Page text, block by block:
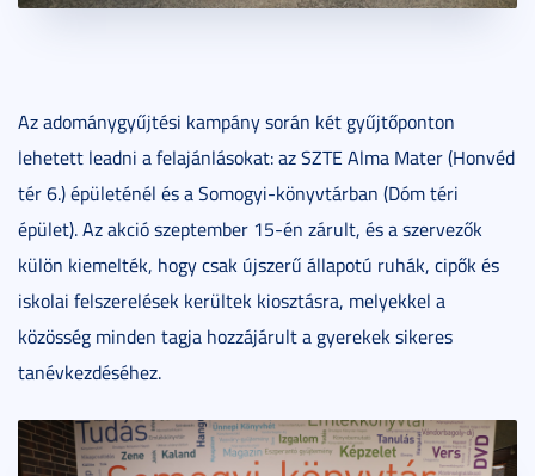
Az adománygyűjtési kampány során két gyűjtőponton
lehetett leadni a felajánlásokat: az SZTE Alma Mater (Honvéd
tér 6.) épületénél és a Somogyi-könyvtárban (Dóm téri
épület). Az akció szeptember 15-én zárult, és a szervezők
külön kiemelték, hogy csak újszerű állapotú ruhák, cipők és
iskolai felszerelések kerültek kiosztásra, melyekkel a
közösség minden tagja hozzájárult a gyerekek sikeres
tanévkezdéséhez.